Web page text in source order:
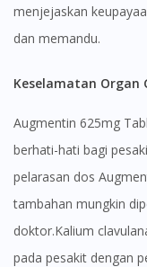
menjejaskan
dan memandu.
Keselamatan
Augmentin 625mg
berhati-hati bagi
pelarasan dos
tambahan mungkin
doktor.Kalium
pada pesakit dengan